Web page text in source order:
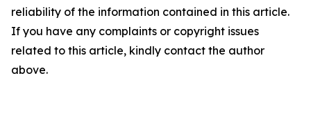
reliability of the information contained in this article.
If you have any complaints or copyright issues
related to this article, kindly contact the author
above.